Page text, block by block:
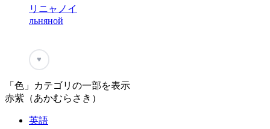
リニャノイ
льняной
♥
「色」カテゴリの一部を表示
赤紫（あかむらさき）
英語